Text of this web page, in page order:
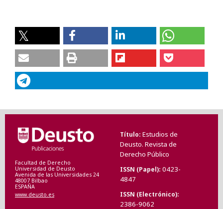
Facultad de Derecho
Universidad de Deusto
Avenida de las Universidades 24
48007 Bilbao
ESPAÑA
www.deusto.es
Título Estudios de
Deusto. Revista de
Derecho Público
ISSN (Papel) 0423-
4847
ISSN (Electrónico)
2386-9062